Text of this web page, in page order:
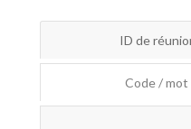
ID de
Code / mot